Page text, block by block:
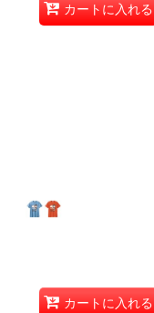
カートに入れる
カートに入れる